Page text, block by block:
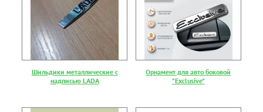
Шильдики металлические с
надписью LADA
Орнамент для авто боковой
"Exclusive"